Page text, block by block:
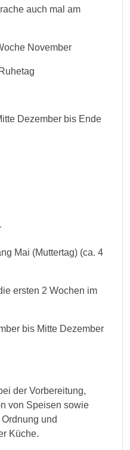
auch mal am
November
Dezember bis Ende
Mai (Muttertag) (ca. 4
ersten 2 Wochen im
bis Mitte Dezember
der Vorbereitung,
von Speisen sowie
und
Küche.